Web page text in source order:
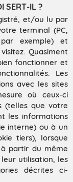
SERT-IL ?
et/ou lu par
terminal (PC,
exemple) et
Quasiment
fonctionner et
Les
avec les sites
où ceux-ci
(telles que votre
les informations
interne) ou à un
tiers), lorsque
partir du même
utilisation, les
décrites ci-